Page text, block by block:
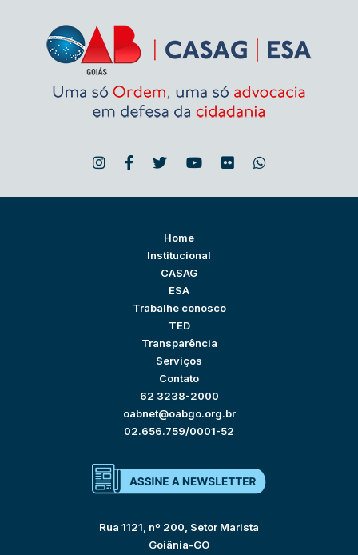
Home
Institucional
CASAG
ESA
Trabalhe conosco
TED
Transparência
Serviços
Contato
62 3238-2000
oabnet@oabgo.org.br
02.656.759/0001-52
Rua 1121, nº 200, Setor Marista
Goiânia-GO